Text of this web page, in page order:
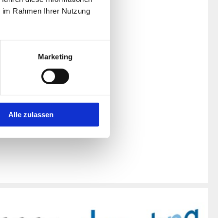
Rahmen Ihrer Nutzung
Marketing
Alle zulassen